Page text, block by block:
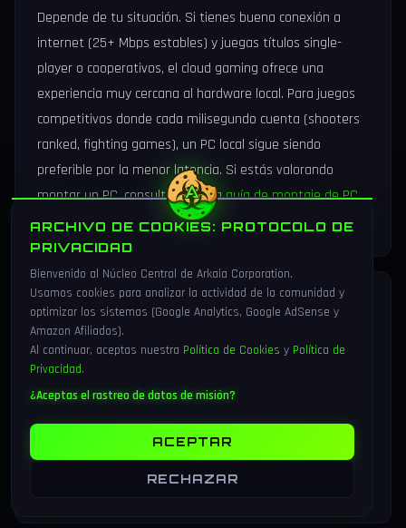
Depende de tu situación. Si tienes buena conexión a
internet (25+ Mbps estables) y juegas títulos single-
player o cooperativos, el cloud gaming ofrece una
experiencia muy cercana al hardware local. Para juegos
competitivos donde cada milisegundo cuenta (shooters
ranked, fighting games), un PC local sigue siendo
preferible por la menor latencia. Si estás valorando
montar un PC, consulta nuestraguía de montaje de PC
gaming.
¿Cuántos datos consume el cloud
gaming?
El consumo varía según la calidad del streaming. A
. A 4K/60fps puede llegar a25-40 GB por hora
tienes datos limitados, ten esto en cuenta antes de
jugar largas sesiones.
ARCHIVO DE COOKIES: PROTOCOLO DE
PRIVACIDAD
Bienvenido al Núcleo Central de Arkaia Corporation.
Usamos cookies para analizar la actividad de la comunidad y
optimizar los sistemas (Google Analytics, Google AdSense y
Amazon Afiliados).
Al continuar, aceptas nuestra Política de Cookies y Política de
Privacidad.
¿Aceptas el rastreo de datos de misión?
ACEPTAR
RECHAZAR